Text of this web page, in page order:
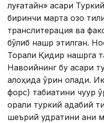
луғатайн» асари
биринчи марта қозоқ
транслитерация ва
бўлиб нашр этилган.
Торали Қидир нашрга
Навоийнинг бу асари
алоҳида ўрин олади.
форс) табиатини чуқур
орқали туркий адабий
шеърий қудратини аниқ